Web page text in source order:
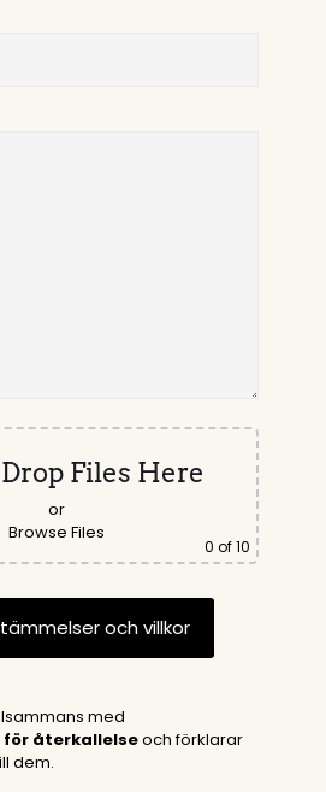
Files Here
or
Browse Files
0 of 10
med
för återkallelseoch förklarar
dem.